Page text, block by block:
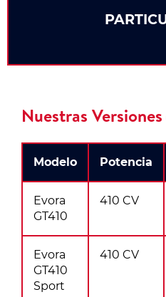
Nuestras
Modelo Potencia
Evora
GT410
410 CV
Evora
GT410
Sport
410 CV